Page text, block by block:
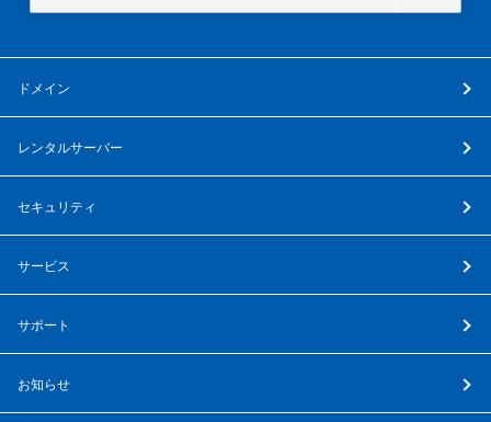
ドメイン
レンタルサーバー
セキュリティ
サービス
サポート
お知らせ